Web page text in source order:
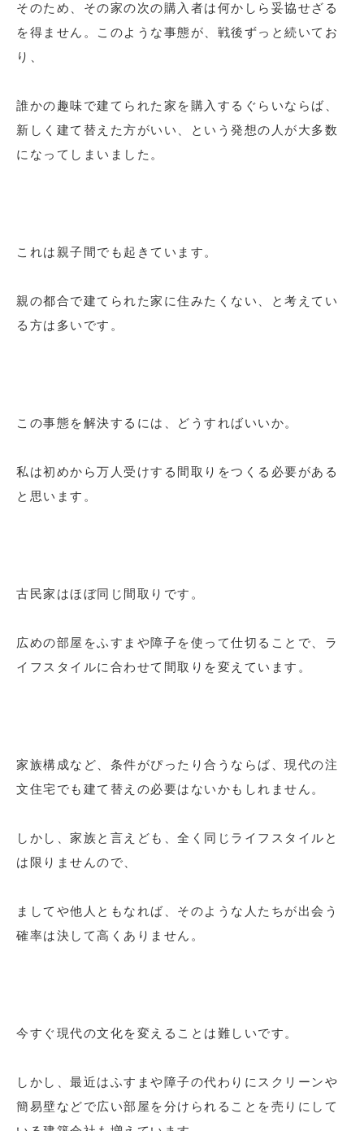
そのため、その家の次の購入者は何かしら妥協せざる
を得ません。このような事態が、戦後ずっと続いてお
り、
誰かの趣味で建てられた家を購入するぐらいならば、
新しく建て替えた方がいい、という発想の人が大多数
になってしまいました。
これは親子間でも起きています。
親の都合で建てられた家に住みたくない、と考えてい
る方は多いです。
この事態を解決するには、どうすればいいか。
私は初めから万人受けする間取りをつくる必要がある
と思います。
古民家はほぼ同じ間取りです。
広めの部屋をふすまや障子を使って仕切ることで、ラ
イフスタイルに合わせて間取りを変えています。
家族構成など、条件がぴったり合うならば、現代の注
文住宅でも建て替えの必要はないかもしれません。
しかし、家族と言えども、全く同じライフスタイルと
は限りませんので、
ましてや他人ともなれば、そのような人たちが出会う
確率は決して高くありません。
今すぐ現代の文化を変えることは難しいです。
しかし、最近はふすまや障子の代わりにスクリーンや
簡易壁などで広い部屋を分けられることを売りにして